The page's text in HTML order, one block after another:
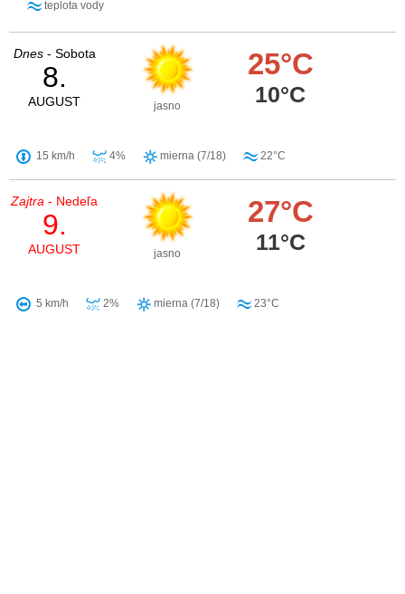
teplota vody
Dnes- Sobota
8.
AUGUST jasno
25°C
10°C
15 km/h 4% mierna (7/18) 22°C
Zajtra - Nedeľa
9.
AUGUST jasno
27°C
11°C
5 km/h 2% mierna (7/18) 23°C